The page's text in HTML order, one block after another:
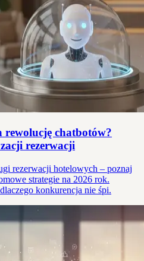
chatbotów?
rezerwacji
rezerwacji hotelowych – poznaj
strategie na 2026 rok.
konkurencja nie śpi.